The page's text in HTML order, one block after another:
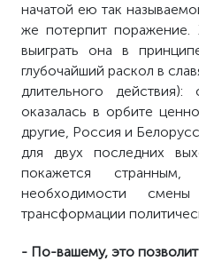
начатой ею так
же потерпит поражение.
выиграть она в
глубочайший раскол в
длительного
оказалась в орбите
другие, Россия и
для двух последних
покажется
необходимости
трансформации
- По-вашему, это